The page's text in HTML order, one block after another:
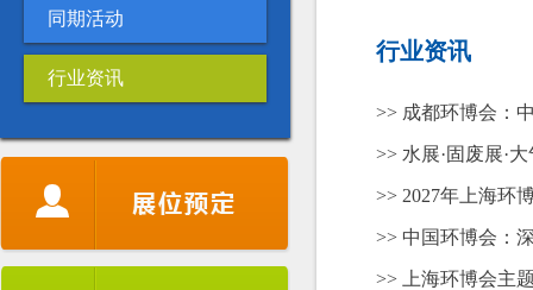
同期活动
行业资讯
行业资讯
>> 成都环博会：
>> 水展·固废展·
>> 2027年上海环
>> 中国环博会：
>> 上海环博会主